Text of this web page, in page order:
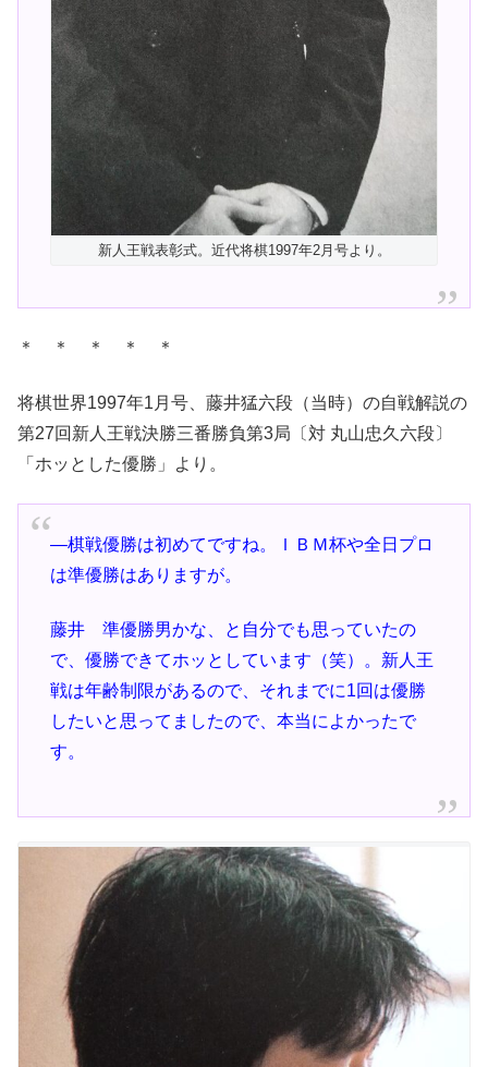
新人王戦表彰式。近代将棋1997年2月号より。
＊ ＊ ＊ ＊ ＊
将棋世界1997年1月号、藤井猛六段（当時）の自戦解説の
第27回新人王戦決勝三番勝負第3局〔対 丸山忠久六段〕
「ホッとした優勝」より。
―棋戦優勝は初めてですね。ＩＢＭ杯や全日プロ
は準優勝はありますが。
藤井 準優勝男かな、と自分でも思っていたの
で、優勝できてホッとしています（笑）。新人王
戦は年齢制限があるので、それまでに1回は優勝
したいと思ってましたので、本当によかったで
す。